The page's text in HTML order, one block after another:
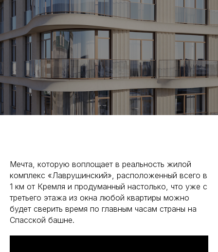
Мечта, которую воплощает в реальность жилой
комплекс «Лаврушинский», расположенный всего в
1 км от Кремля и продуманный настолько, что уже с
третьего этажа из окна любой квартиры можно
будет сверить время по главным часам страны на
Спасской башне.